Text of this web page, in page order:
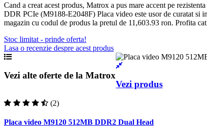
Cand a creat acest produs, Matrox a pus mare accent pe
DDR PCIe (M9188-E2048F) Placa video este usor de curatat si
magazin cu codul de produs la pretul de 11,603.93 ron. Profita
Stoc limitat - prinde oferta!
Lasa o recenzie despre acest produs
Vezi alte oferte de la Matrox
Vezi produs
(2)
Placa video M9120 512MB DDR2 Dual Head